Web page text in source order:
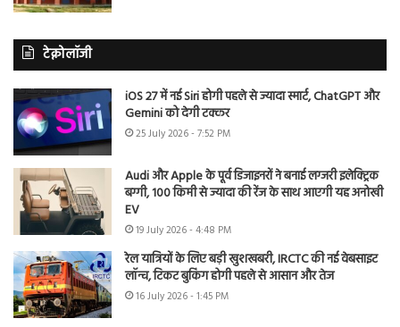
टेक्नोलॉजी
iOS 27 में नई Siri होगी पहले से ज्यादा स्मार्ट, ChatGPT और
Gemini को देगी टक्कर
25 July 2026 - 7:52 PM
Audi और Apple के पूर्व डिजाइनरों ने बनाई लग्जरी इलेक्ट्रिक
बग्गी, 100 किमी से ज्यादा की रेंज के साथ आएगी यह अनोखी
EV
19 July 2026 - 4:48 PM
रेल यात्रियों के लिए बड़ी खुशखबरी, IRCTC की नई वेबसाइट
लॉन्च, टिकट बुकिंग होगी पहले से आसान और तेज
16 July 2026 - 1:45 PM